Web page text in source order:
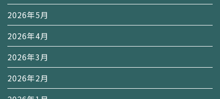
2026年5月
2026年4月
2026年3月
2026年2月